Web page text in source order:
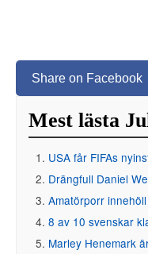
Share on Facebook
Mest lästa
USA får FIFAs
Drängfull Daniel
Amatörporr
8 av 10 svenskar
Marley Henemark